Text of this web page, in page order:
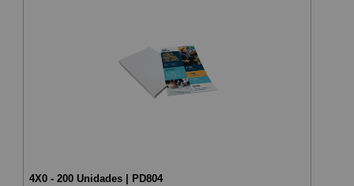
4X0 - 200 Unidades | PD804